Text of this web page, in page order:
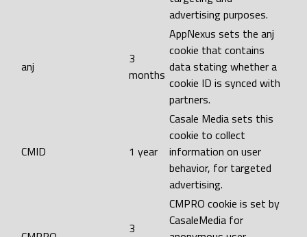
advertising purposes.
anj
3
months
AppNexus sets the anj
cookie that contains
data stating whether a
cookie ID is synced with
partners.
CMID 1 year
Casale Media sets this
cookie to collect
information on user
behavior, for targeted
advertising.
3
CMPRO cookie is set by
CasaleMedia for